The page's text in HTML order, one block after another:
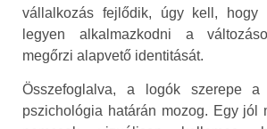
vállalkozás fejlődik, úgy kell,
legyen alkalmazkodni a
megőrzi alapvető identitását.
Összefoglalva, a logók szerepe
pszichológia határán mozog. Egy jól